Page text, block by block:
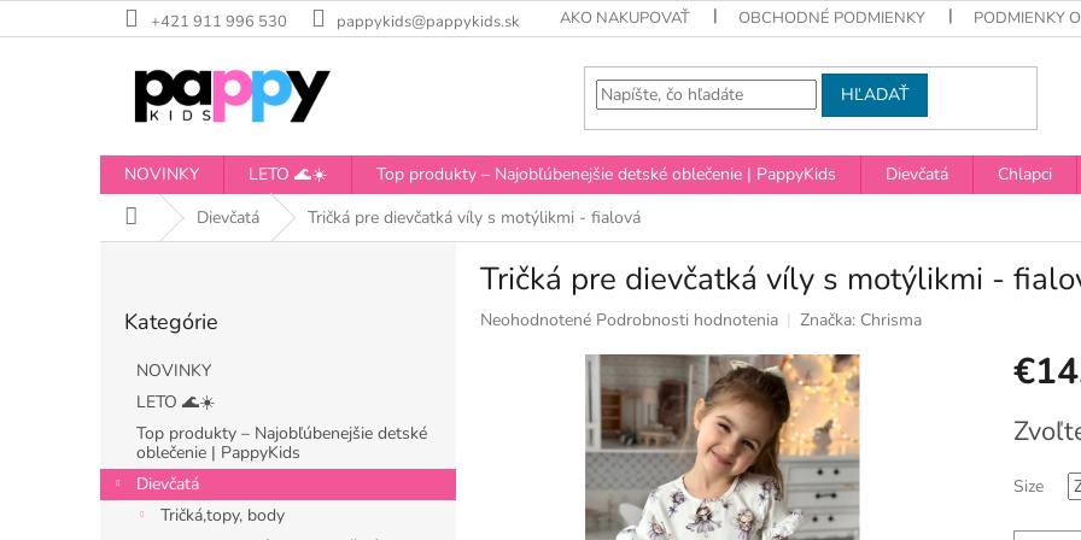
na
+421 911 996 530 pappykids@pappykids.sk AKO NAKUPOVAŤ OBCHODNÉ PODMIENKY PODMIENKY
HĽADAŤ
NOVINKY LETO 🌊☀️ Top produkty – Najobľúbenejšie detské oblečenie | PappyKids Dievčatá Chlapci
DomovDievčatá Tričká pre dievčatká víly s motýlikmi - fialová
e
l
kategórie
Kategórie
NOVINKY
LETO 🌊☀️
Top produkty – Najobľúbenejšie detské
oblečenie | PappyKids
Dievčatá
Tričká,topy, body
Tričká pre dievčatká víly s motýlikmi -
Priemerné
Neohodnotené Podrobnosti hodnotenia Značka: Chrisma
cena:
Size